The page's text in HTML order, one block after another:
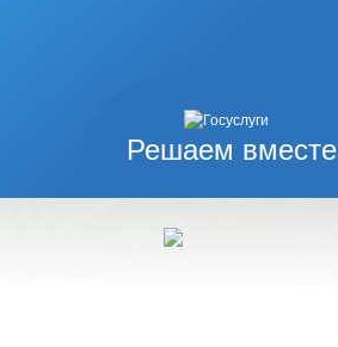
Решаем вместе